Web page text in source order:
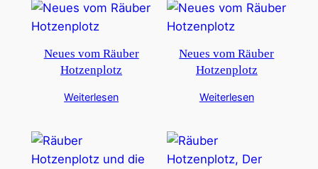
Neues vom Räuber
Hotzenplotz
Weiterlesen
Neues vom Räuber
Hotzenplotz
Weiterlesen